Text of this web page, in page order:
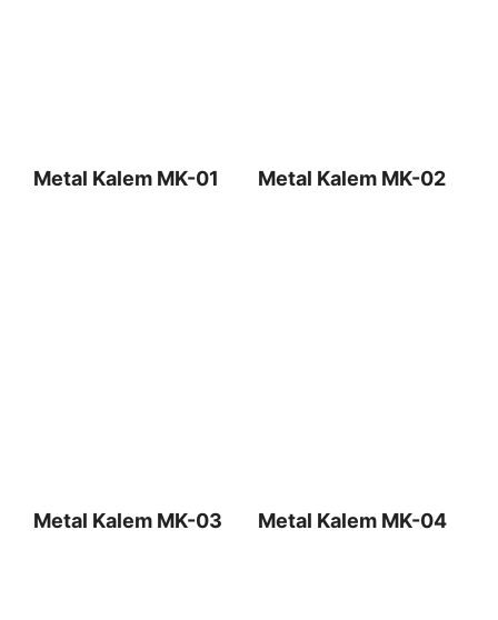
Metal Kalem MK-01 Metal Kalem MK-02
Metal Kalem MK-03 Metal Kalem MK-04